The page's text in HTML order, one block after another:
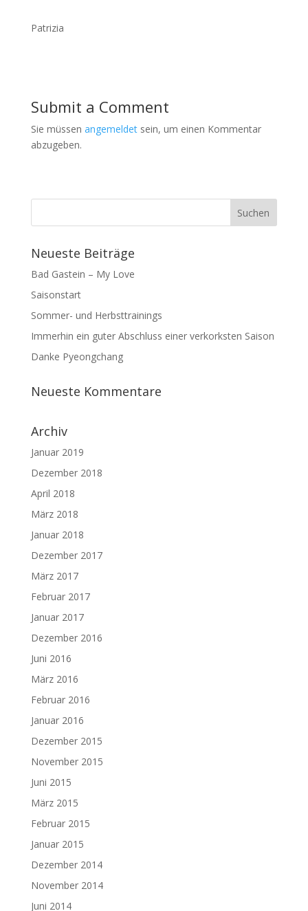
Patrizia
Submit a Comment
Sie müssen angemeldetsein, um einen Kommentar
abzugeben.
Neueste Beiträge
Bad Gastein – My Love
Saisonstart
Sommer- und Herbsttrainings
Immerhin ein guter Abschluss einer verkorksten Saison
Danke Pyeongchang
Neueste Kommentare
Archiv
Januar 2019
Dezember 2018
April 2018
März 2018
Januar 2018
Dezember 2017
März 2017
Februar 2017
Januar 2017
Dezember 2016
Juni 2016
März 2016
Februar 2016
Januar 2016
Dezember 2015
November 2015
Juni 2015
März 2015
Februar 2015
Januar 2015
Dezember 2014
November 2014
Juni 2014